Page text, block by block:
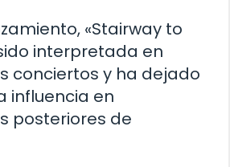
«Stairway to
interpretada en
conciertos y ha dejado
influencia en
posteriores de